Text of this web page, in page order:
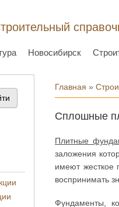
Новосибирск
Вы здесь
Главная »
Сплошные
Плитные
заложения
имеют жесткое
воспринимать
Фундаменты,